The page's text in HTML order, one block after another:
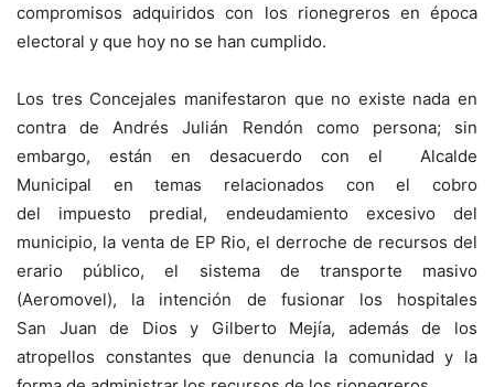
compromisos adquiridos con los rionegreros en época
electoral y que hoy no se han cumplido.
Los tres Concejales manifestaron que no existe nada en
contra de Andrés Julián Rendón como persona; sin
embargo, están en desacuerdo con el Alcalde
Municipal en temas relacionados con el cobro
del impuesto predial, endeudamiento excesivo del
municipio, la venta de EP Rio, el derroche de recursos del
erario público, el sistema de transporte masivo
(Aeromovel), la intención de fusionar los hospitales
San Juan de Dios y Gilberto Mejía, además de los
atropellos constantes que denuncia la comunidad y la